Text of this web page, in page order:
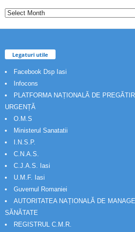
Legaturi utile
Facebook Dsp Iasi
Infocons
PLATFORMA NAȚIONALĂ DE
URGENȚĂ
O.M.S
Ministerul Sanatatii
I.N.S.P.
C.N.A.S.
C.J.A.S. Iasi
U.M.F. Iasi
Guvernul Romaniei
AUTORITATEA NAȚIONALĂ DE
SĂNĂTATE
REGISTRUL C.M.R.